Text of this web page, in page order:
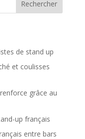
Rechercher
de stand up
et coulisses
grâce au
up français
entre bars